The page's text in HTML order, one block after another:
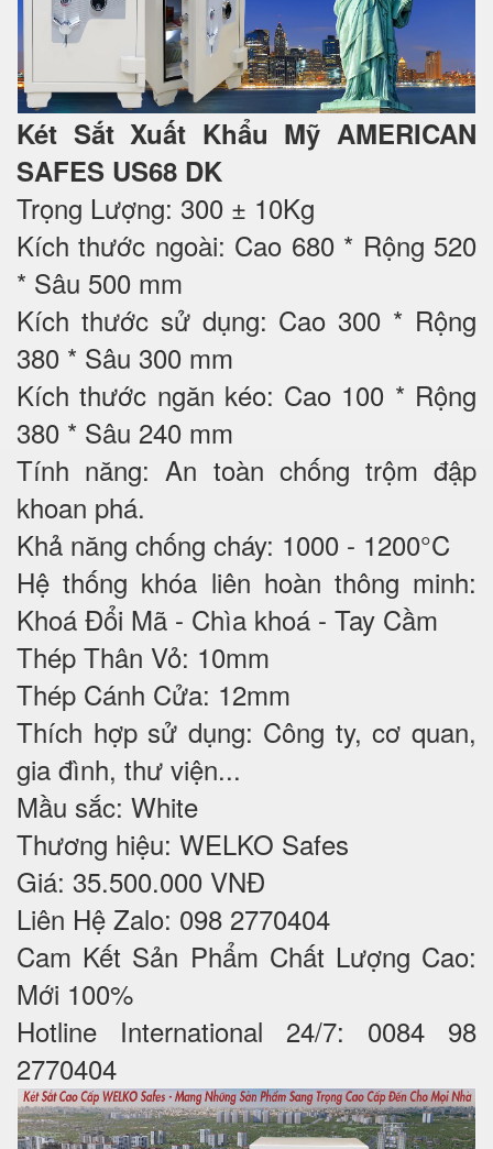
Két Sắt Xuất Khẩu Mỹ AMERICAN
SAFES US68 DK
Trọng Lượng: 300 ± 10Kg
Kích thước ngoài: Cao 680 * Rộng 520
* Sâu 500 mm
Kích thước sử dụng: Cao 300 * Rộng
380 * Sâu 300 mm
Kích thước ngăn kéo: Cao 100 * Rộng
380 * Sâu 240 mm
Tính năng: An toàn chống trộm đập
khoan phá.
Khả năng chống cháy: 1000 - 1200°C
Hệ thống khóa liên hoàn thông minh:
Khoá Đổi Mã - Chìa khoá - Tay Cầm
Thép Thân Vỏ: 10mm
Thép Cánh Cửa: 12mm
Thích hợp sử dụng: Công ty, cơ quan,
gia đình, thư viện...
Mầu sắc: White
Thương hiệu: WELKO Safes
Giá: 35.500.000 VNĐ
Liên Hệ Zalo: 098 2770404
Cam Kết Sản Phẩm Chất Lượng Cao:
Mới 100%
Hotline International 24/7: 0084 98
2770404